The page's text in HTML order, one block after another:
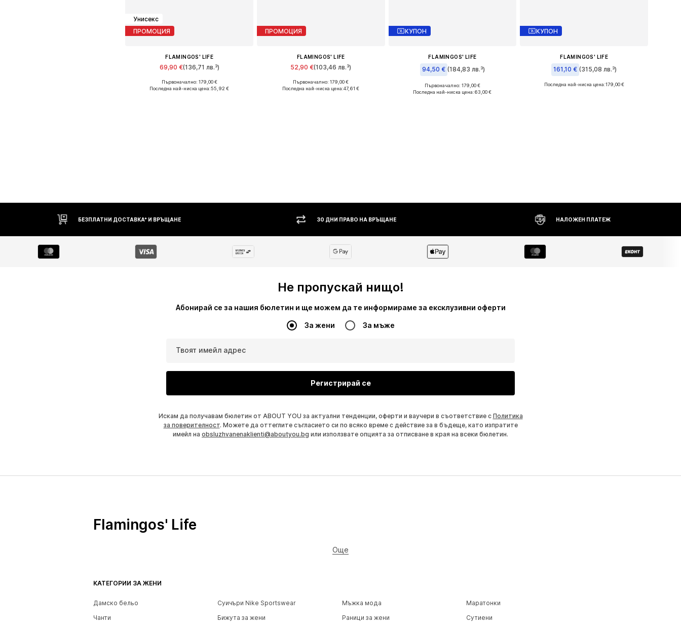
Унисекс
ПРОМОЦИЯ
FLAMINGOS' LIFE
69,90 €(136,71 лв.³)
Налични размери: 37, 41, 46
Първоначално: 179,00 €
Последна най-ниска цена:55,92 €
ПРОМОЦИЯ
FLAMINGOS' LIFE
52,90 €(103,46 лв.³)
Налични размери: 36, 39
Първоначално: 179,00 €
Последна най-ниска цена:47,61 €
КУПОН
FLAMINGOS' LIFE
94,50 € (184,83 лв.³)
Налични размери: 36
Първоначално: 179,00 €
Последна най-ниска цена:63,00 €
КУПОН
FLAMINGOS' LIFE
161,10 € (315,08 лв.³)
Налични размери: 41
Последна най-ниска цена:179,00 €
БЕЗПЛАТНИ ДОСТАВКА* И ВРЪЩАНЕ 30 ДНИ ПРАВО НА ВРЪЩАНЕ НАЛОЖЕН ПЛАТЕЖ
Не пропускай нищо!
Абонирай се за нашия бюлетин и ще можем да те информираме за ексклузивни оферти
За жени За мъже
Твоят имейл адрес
Регистрирай се
Искам да получавам бюлетин от ABOUT YOU за актуални тенденции, оферти и ваучери в съответствие с Политика
за поверителност. Можете да оттеглите съгласието си по всяко време с действие за в бъдеще, като изпратите
имейл на obsluzhvanenaklienti@aboutyou.bg или използвате опцията за отписване в края на всеки бюлетин.
КАТЕГОРИИ ЗА ЖЕНИ
Дамско бельо Суичъри Nike Sportswear Мъжка мода
Маратонки
Чанти
Бижута за жени Раници за жени Сутиени
Flamingos' Life
Още